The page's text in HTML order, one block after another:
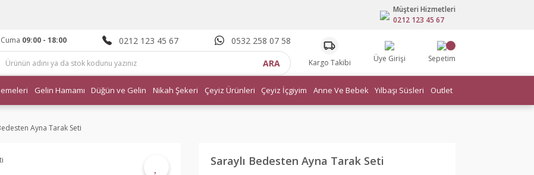
Müşteri Hizmetleri
0212 123 45 67
09:00 - 18:00 0212 123 45 67 0532 258 07 58
ARA Kargo Takibi Üye Girişi Sepetim
Gelin Hamamı Düğün ve Gelin Nikah Şekeri Çeyiz Ürünleri Çeyiz İçgiyim Anne Ve Bebek Yılbaşı Süsleri Outlet
Ayna Tarak Seti
Saraylı Bedesten Ayna Tarak Seti